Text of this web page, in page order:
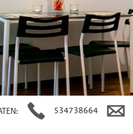
: 534738664